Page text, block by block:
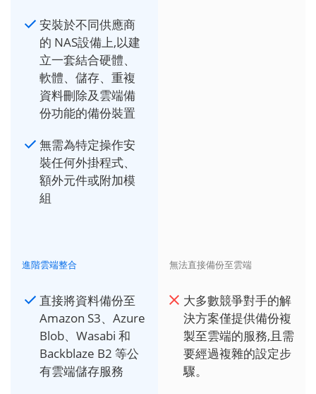
安裝於不同供應商
的 NAS設備上,以建
立一套結合硬體、
軟體、儲存、重複
資料刪除及雲端備
份功能的備份裝置
無需為特定操作安
裝任何外掛程式、
額外元件或附加模
組
進階雲端整合
直接將資料備份至
Amazon S3、Azure
Blob、Wasabi 和
Backblaze B2 等公
有雲端儲存服務
無法直接備份至雲端
大多數競爭對手的解
決方案僅提供備份複
製至雲端的服務,且需
要經過複雜的設定步
驟。